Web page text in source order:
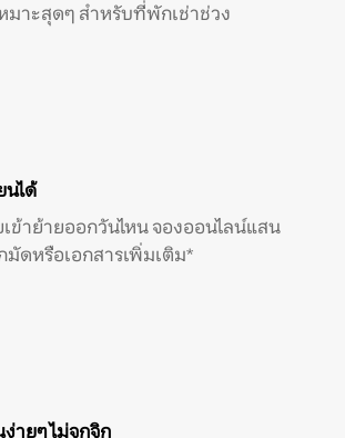
มาะสุดๆ สำหรับที่พักเช่าช่วง
นได้
เข้าย้ายออกวันไหน จองออนไลน์แสน
มัดหรือเอกสารเพิ่มเติม*
ายๆ ไม่จุกจิก